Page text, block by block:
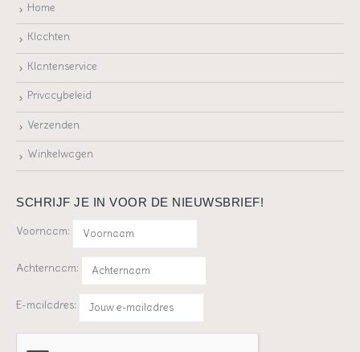
Home
Klachten
Klantenservice
Privacybeleid
Verzenden
Winkelwagen
SCHRIJF JE IN VOOR DE NIEUWSBRIEF!
Voornaam:
Achternaam:
E-mailadres: